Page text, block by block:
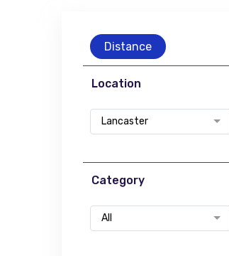
Distance
Location
Lancaster
Category
All